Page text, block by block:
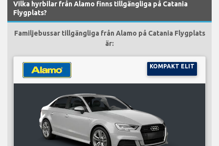
Vilka hyrbilar från Alamo finns tillgängliga på Catania
Flygplats?
Familjebussar tillgängliga från Alamo på Catania Flygplats
är:
KOMPAKT ELIT